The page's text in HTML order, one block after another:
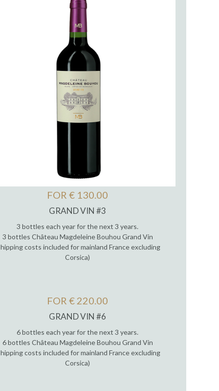
FOR € 130.00
GRAND VIN #3
3 bottles each year for the next 3 years.
3 bottles Château Magdeleine Bouhou Grand Vin
costs included for mainland France excluding
Corsica)
FOR € 220.00
GRAND VIN #6
6 bottles each year for the next 3 years.
6 bottles Château Magdeleine Bouhou Grand Vin
costs included for mainland France excluding
Corsica)